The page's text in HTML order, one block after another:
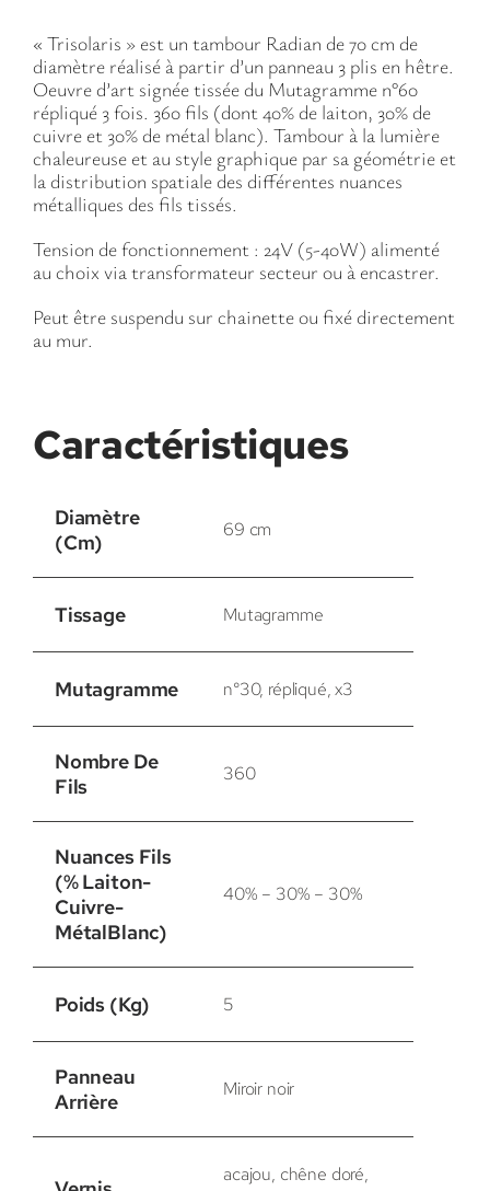
« Trisolaris » est un tambour Radian de 70 cm de
diamètre réalisé à partir d’un panneau 3 plis en hêtre.
Oeuvre d’art signée tissée du Mutagramme n°60
répliqué 3 fois. 360 fils (dont 40% de laiton, 30% de
cuivre et 30% de métal blanc). Tambour à la lumière
chaleureuse et au style graphique par sa géométrie et
la distribution spatiale des différentes nuances
métalliques des fils tissés.
Tension de fonctionnement : 24V (5-40W) alimenté
au choix via transformateur secteur ou à encastrer.
Peut être suspendu sur chainette ou fixé directement
au mur.
Caractéristiques
Diamètre
(cm)
69 cm
Tissage Mutagramme
Mutagramme n°30, répliqué, x3
Nombre De
Fils
360
Nuances Fils
(% Laiton-
Cuivre-
MétalBlanc)
40% – 30% – 30%
Poids (Kg) 5
Panneau
Arrière
Miroir noir
acajou, chêne doré,